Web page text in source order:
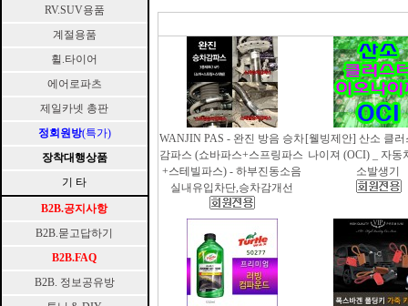
RV.SUV용품
계절용품
휠.타이어
에어로파츠
제일카넷 총판
정회원방(특가)
장착대행상품
기 타
B2B.공지사항
B2B.묻고답하기
B2B.FAQ
B2B. 정보공유방
WANJIN PAS - 완진 방음 승차
감파스 (쇼바파스+스프링파스
+스테빌파스) - 하부진동소음
실내유입차단,승차감개선
[웰빙제안] 산소 클
나이져 (OCI) _ 자동
소발생기